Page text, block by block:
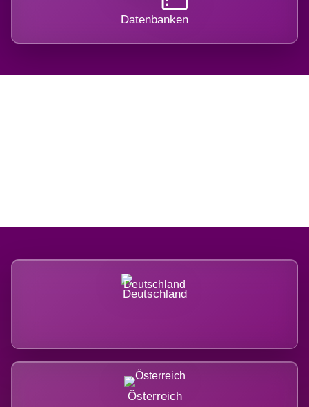
Datenbanken
Deutschland
Österreich